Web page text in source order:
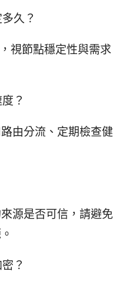
久？
視節點穩定性與需求
？
由分流、定期檢查健
源是否可信，請避免
？